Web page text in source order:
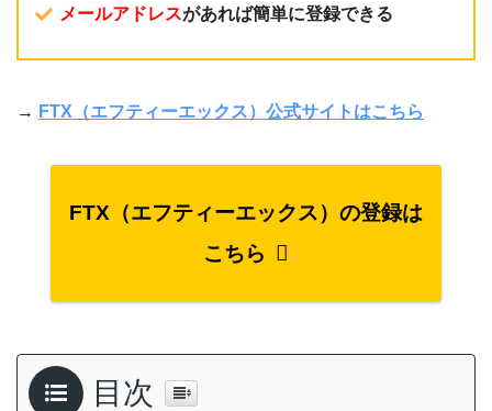
メールアドレスがあれば簡単に登録できる
→ FTX（エフティーエックス）公式サイトはこちら
FTX（エフティーエックス）の登録は
こちら
目次